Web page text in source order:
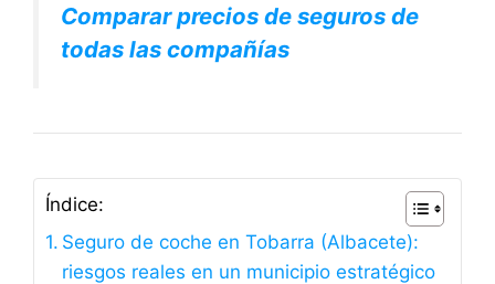
Comparar precios de seguros de
todas las compañías
Índice:
Seguro de coche en Tobarra (Albacete):
riesgos reales en un municipio estratégico